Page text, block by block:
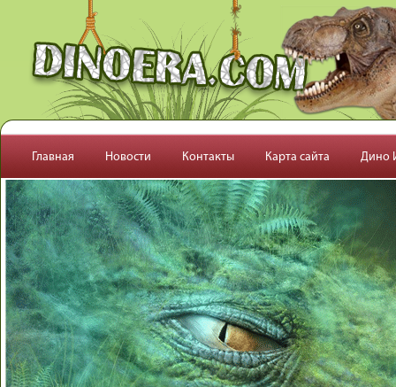
Перейти к основному содержанию
Главная Новости Контакты Карта сайта Дино